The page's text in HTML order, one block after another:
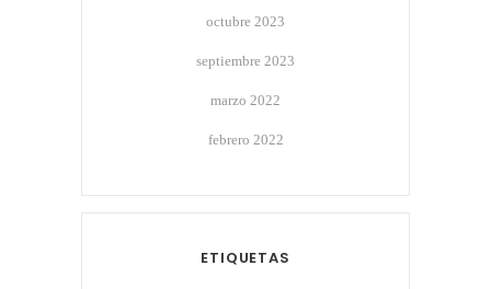
octubre 2023
septiembre 2023
marzo 2022
febrero 2022
ETIQUETAS